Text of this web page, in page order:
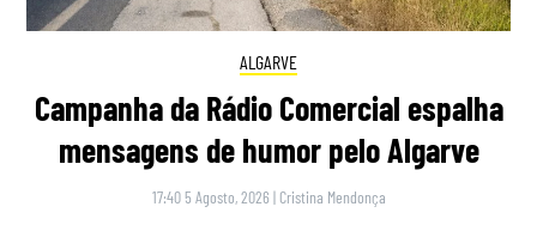
ALGARVE
Campanha da Rádio Comercial espalha
mensagens de humor pelo Algarve
17:40 5 Agosto, 2026 | Cristina Mendonça